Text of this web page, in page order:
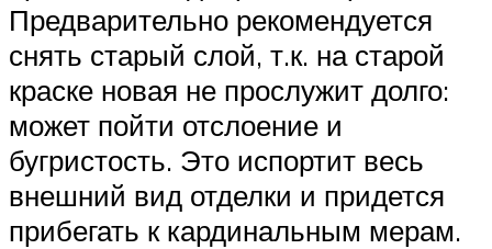
Предварительно рекомендуется
снять старый слой, т.к. на старой
краске новая не прослужит долго:
может пойти отслоение и
бугристость. Это испортит весь
внешний вид отделки и придется
прибегать к кардинальным мерам.